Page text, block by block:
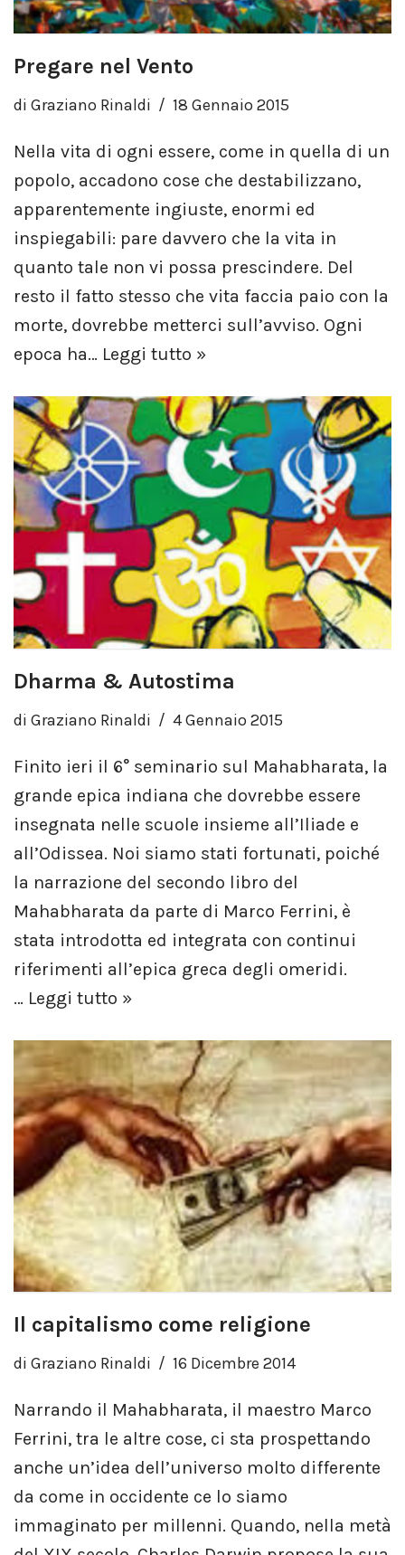
Pregare nel Vento
di Graziano Rinaldi 18 Gennaio 2015
Nella vita di ogni essere, come in quella di un
popolo, accadono cose che destabilizzano,
apparentemente ingiuste, enormi ed
inspiegabili: pare davvero che la vita in
quanto tale non vi possa prescindere. Del
resto il fatto stesso che vita faccia paio con la
morte, dovrebbe metterci sull’avviso. Ogni
epoca ha… Leggi tutto »
Dharma & Autostima
di Graziano Rinaldi 4 Gennaio 2015
Finito ieri il 6° seminario sul Mahabharata, la
grande epica indiana che dovrebbe essere
insegnata nelle scuole insieme all’Iliade e
all’Odissea. Noi siamo stati fortunati, poiché
la narrazione del secondo libro del
Mahabharata da parte di Marco Ferrini, è
stata introdotta ed integrata con continui
riferimenti all’epica greca degli omeridi.
… Leggi tutto »
Il capitalismo come religione
di Graziano Rinaldi 16 Dicembre 2014
Narrando il Mahabharata, il maestro Marco
Ferrini, tra le altre cose, ci sta prospettando
anche un’idea dell’universo molto differente
da come in occidente ce lo siamo
immaginato per millenni. Quando, nella metà